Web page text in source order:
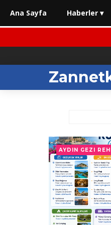
AYDIN GEZI
Ana Sayfa Haberler ▾